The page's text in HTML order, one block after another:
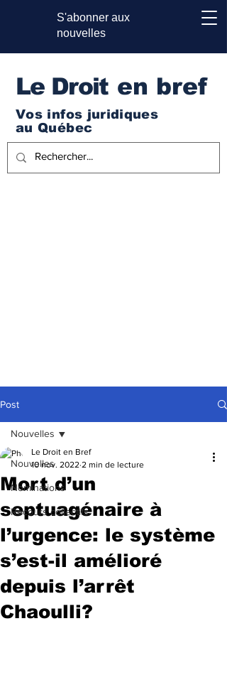
S'abonner aux
nouvelles
Le Droit en bref
Vos infos juridiques
au Québec
Post
Nouvelles
Nominations
Recours collectifs
Nouvelles
Mort d’un
septuagénaire à
l’urgence: le système
s’est-il amélioré
depuis l’arrêt
Chaoulli?
Le Droit en Bref
10 nov. 2022 2 min de lecture